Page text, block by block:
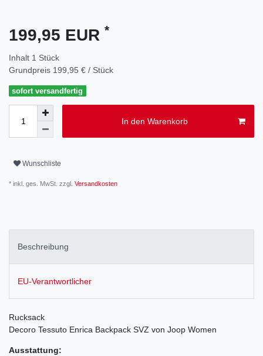
199,95 EUR *
Inhalt 1 Stück
Grundpreis 199,95 € / Stück
sofort versandfertig
In den Warenkorb
Wunschliste
* inkl. ges. MwSt. zzgl. Versandkosten
Beschreibung
EU-Verantwortlicher
Rucksack
Decoro Tessuto Enrica Backpack SVZ von Joop Women
Ausstattung: